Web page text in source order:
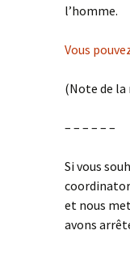
l’homme.
Vous
(Note de la
– – – – – –
Si vous
et nous
avons